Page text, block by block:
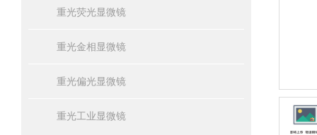
重光荧光显微镜
重光金相显微镜
重光偏光显微镜
重光工业显微镜